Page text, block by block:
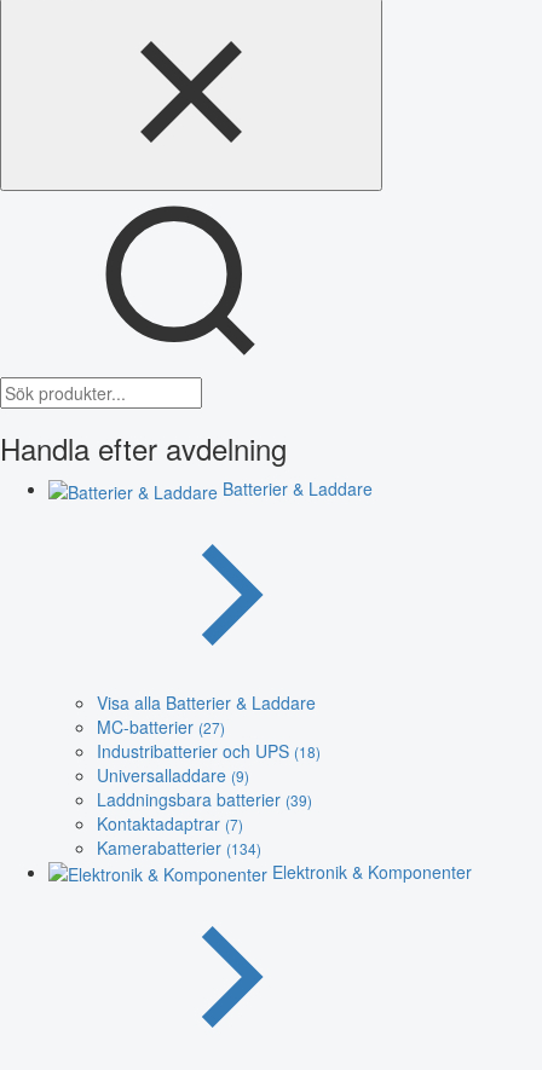
Handla efter avdelning
Batterier & Laddare
Visa alla Batterier & Laddare
MC-batterier (27)
Industribatterier och UPS (18)
Universalladdare (9)
Laddningsbara batterier (39)
Kontaktadaptrar (7)
Kamerabatterier (134)
Elektronik & Komponenter